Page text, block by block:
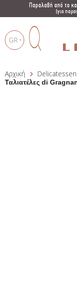
Παραλαβή από το
(για
GR
ProductsΤο καλάθι
Αρχική Delicatessen
Ταλιατέλες di